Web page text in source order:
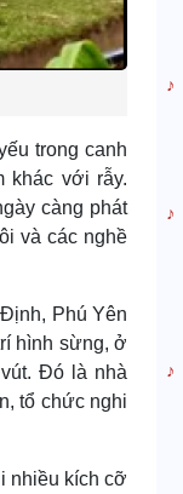
trong canh
khác với rẫy.
càng phát
và các nghề
Phú Yên
hình sừng, ở
Ðó là nhà
tổ chức nghi
nhiều kích cỡ